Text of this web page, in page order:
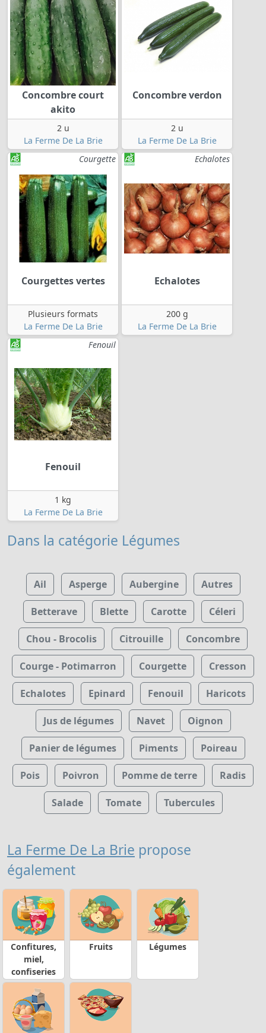
Concombre court
akito
2 u
La Ferme De La Brie
Concombre verdon
2 u
La Ferme De La Brie
Courgette
Courgettes vertes
Plusieurs formats
La Ferme De La Brie
Echalotes
Echalotes
200 g
La Ferme De La Brie
Fenouil
Fenouil
1 kg
La Ferme De La Brie
Dans la catégorie Légumes
Ail Asperge Aubergine Autres
Betterave Blette Carotte Céleri
Chou - Brocolis Citrouille Concombre
Courge - Potimarron Courgette Cresson
Echalotes Epinard Fenouil Haricots
Jus de légumes Navet Oignon
Panier de légumes Piments Poireau
Pois Poivron Pomme de terre Radis
Salade Tomate Tubercules
La Ferme De La Brie propose
également
Confitures,
miel,
confiseries
Fruits Légumes